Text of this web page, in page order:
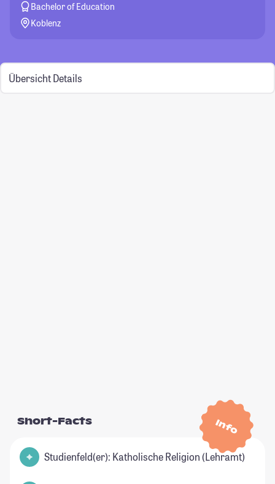
Bachelor of Education
Koblenz
Übersicht Details
Info
Short-Facts
Studienfeld(er): Katholische Religion (Lehramt)